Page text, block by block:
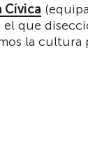
Cívica
que
la